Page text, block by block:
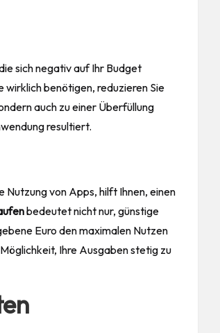
sich negativ auf Ihr Budget
wirklich benötigen, reduzieren Sie
auch zu einer Überfüllung
resultiert.
von Apps, hilft Ihnen, einen
bedeutet nicht nur, günstige
Euro den maximalen Nutzen
Ihre Ausgaben stetig zu